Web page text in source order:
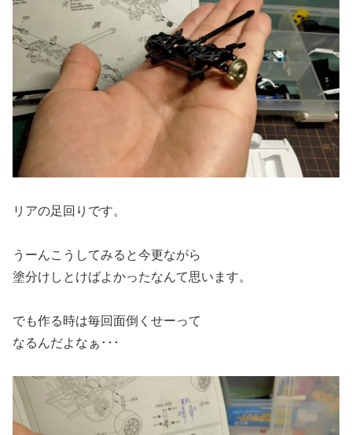
リアの足回りです。
うーんこうしてみると今更ながら
塗分けしとけばよかったなんて思います。
でも作る時は毎回面倒くせーって
なるんだよなぁ･･･